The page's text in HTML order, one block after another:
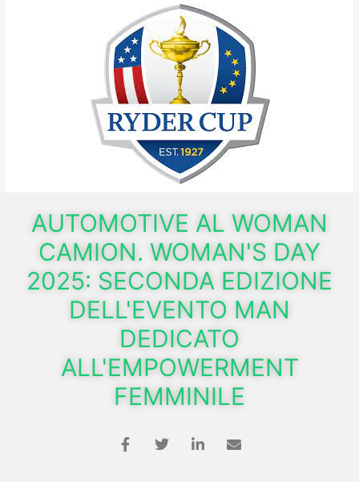
AUTOMOTIVE AL WOMAN
CAMION. WOMAN'S DAY
2025: SECONDA EDIZIONE
DELL'EVENTO MAN
DEDICATO
ALL'EMPOWERMENT
FEMMINILE